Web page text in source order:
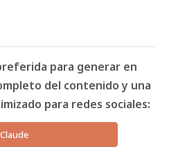
para generar en
del contenido y una
para redes sociales:
Claude